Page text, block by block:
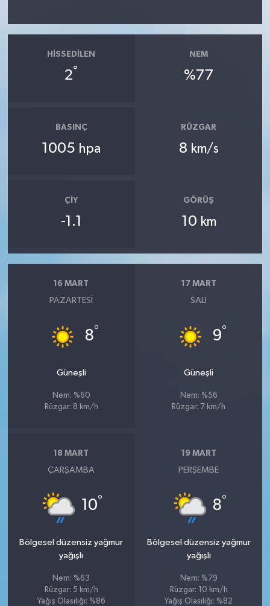
HISSEDILEN
2°
NEM
%77
BASINÇ
1005 hpa
RÜZGAR
8 km/s
ÇIY
-1.1
GÖRÜŞ
10 km
16 MART
PAZARTESI
8°
Güneşli
Nem: %60
Rüzgar: 8 km/h
17 MART
SALI
9°
Güneşli
Nem: %56
Rüzgar: 7 km/h
18 MART
ÇARŞAMBA
10°
Bölgesel düzensiz yağmur
yağışlı
Nem: %63
Rüzgar: 5 km/h
Yağış Olasılığı: %86
19 MART
PERŞEMBE
8°
Bölgesel düzensiz yağmur
yağışlı
Nem: %79
Rüzgar: 10 km/h
Yağış Olasılığı: %82